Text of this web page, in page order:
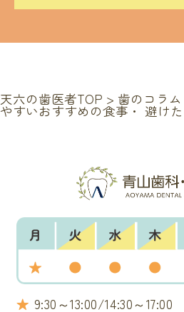
天六の歯医者TOP > 歯のコラム
やすいおすすめの食事・ 避け
★ 9:30～13:00/14:30～17:00